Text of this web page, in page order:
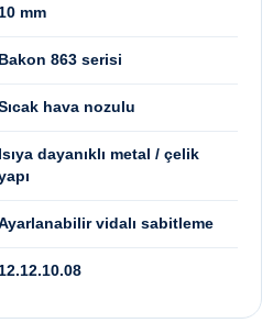
mm
Bakon 863 serisi
hava nozulu
Isıya dayanıklı metal / çelik
vidalı sabitleme